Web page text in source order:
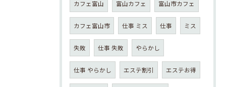
カフェ富山 富山カフェ 富山市カフェ
カフェ富山市 仕事 ミス 仕事 ミス
失敗 仕事 失敗 やらかし
仕事 やらかし エステ割引 エステお得